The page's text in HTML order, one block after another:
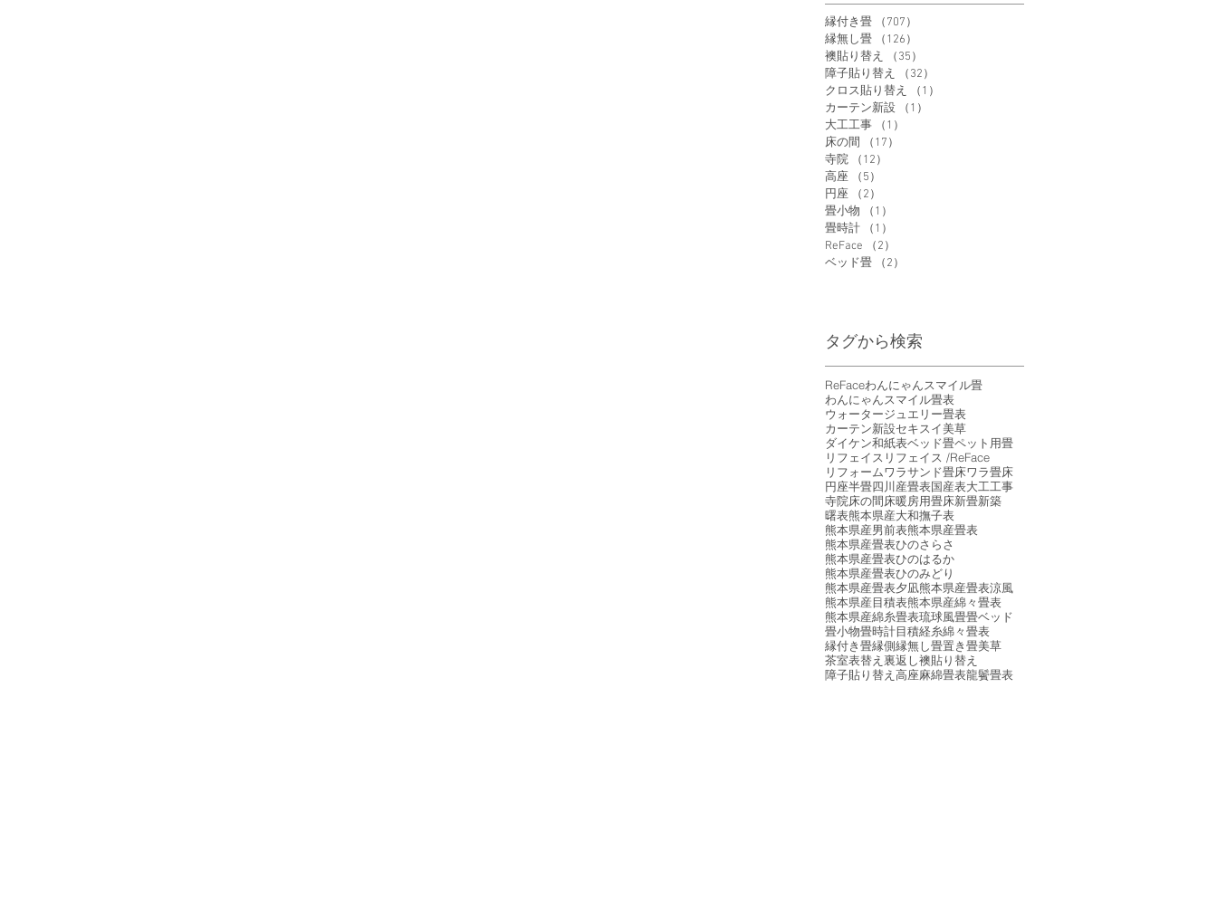
縁付き畳 （707）
縁無し畳
（126）
襖貼り替え
（35）
障子貼り替え
（32）
クロス貼り替え
（1）
カーテン新設
（1）
大工工事
（1）
床の間
（17）
寺院
（12）
高座
（5）
円座
（2）
畳小物
（1）
畳時計
（1）
ReFace
（2）
ベッド畳
（2）
タグから検索
ReFaceわんにゃんスマイル畳
わんにゃんスマイル畳表
ウォータージュエリー畳表
カーテン新設セキスイ美草
ダイケン和紙表ベッド畳ペット用畳
リフェイス リフェイス /ReFace
リフォームワラサンド畳床ワラ畳床
円座半畳四川産畳表国産表大工工事
寺院床の間床暖房用畳床新畳新築
曙表熊本県産大和撫子表
熊本県産男前表熊本県産畳表
熊本県産畳表ひのさらさ
熊本県産畳表ひのはるか
熊本県産畳表ひのみどり
熊本県産畳表夕凪熊本県産畳表涼風
熊本県産目積表熊本県産綿々畳表
熊本県産綿糸畳表琉球風畳畳ベッド
畳小物畳時計目積経糸綿々畳表
縁付き畳縁側縁無し畳置き畳美草
茶室表替え 裏返し襖貼り替え
障子貼り替え 高座麻綿畳表龍鬢畳表